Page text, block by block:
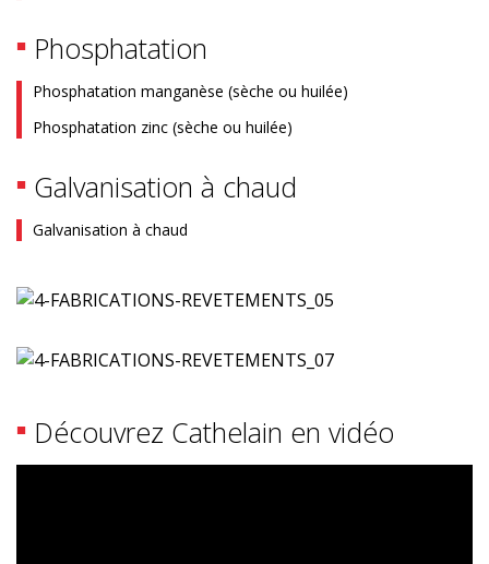
Phosphatation
Phosphatation manganèse (sèche ou huilée)
Phosphatation zinc (sèche ou huilée)
Galvanisation à chaud
Galvanisation à chaud
Découvrez Cathelain en vidéo